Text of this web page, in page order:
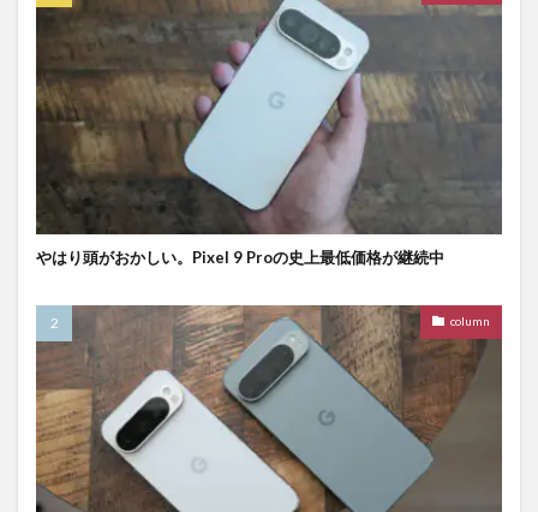
やはり頭がおかしい。Pixel 9 Proの史上最低価格が継続中
column